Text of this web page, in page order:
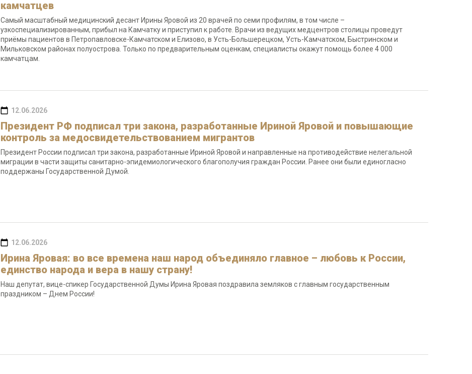
камчатцев
Самый масштабный медицинский десант Ирины Яровой из 20 врачей по семи профилям, в том числе –
узкоспециализированным, прибыл на Камчатку и приступил к работе. Врачи из ведущих медцентров столицы проведут
приёмы пациентов в Петропавловске-Камчатском и Елизово, в Усть-Большерецком, Усть-Камчатском, Быстринском и
Мильковском районах полуострова. Только по предварительным оценкам, специалисты окажут помощь более 4 000
камчатцам.
12.06.2026
Президент РФ подписал три закона, разработанные Ириной Яровой и повышающие
контроль за медосвидетельствованием мигрантов
Президент России подписал три закона, разработанные Ириной Яровой и направленные на противодействие нелегальной
миграции в части защиты санитарно-эпидемиологического благополучия граждан России. Ранее они были единогласно
поддержаны Государственной Думой.
12.06.2026
Ирина Яровая: во все времена наш народ объединяло главное – любовь к России,
единство народа и вера в нашу страну!
Наш депутат, вице-спикер Государственной Думы Ирина Яровая поздравила земляков с главным государственным
праздником – Днем России!